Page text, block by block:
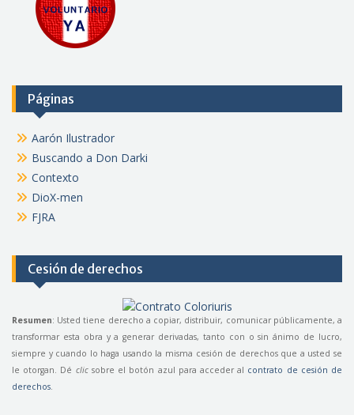
Páginas
Aarón Ilustrador
Buscando a Don Darki
Contexto
DioX-men
FJRA
Cesión de derechos
Resumen: Usted tiene derecho a copiar, distribuir, comunicar públicamente, a
transformar esta obra y a generar derivadas, tanto con o sin ánimo de lucro,
siempre y cuando lo haga usando la misma cesión de derechos que a usted se
le otorgan. Dé clicsobre el botón azul para acceder al contrato de cesión de
derechos